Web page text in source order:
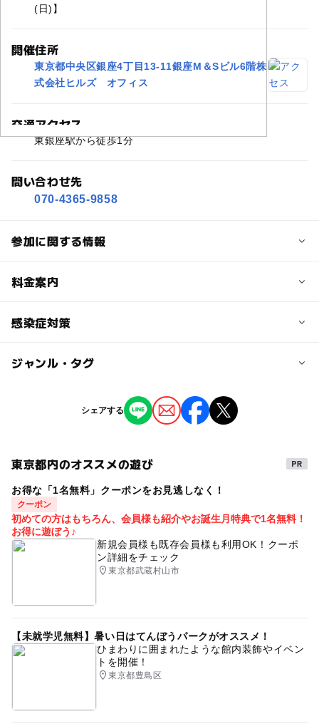
(日)】
開催住所
東京都中央区銀座4丁目13-11銀座M＆Sビル6階株
式会社ヒルズ オフィス
交通アクセス
東銀座駅から徒歩1分
問い合わせ先
070-4365-9858
参加に関する情報
定員
3歳･4歳･5歳･6歳(幼児)
注意・制限事項
【注意事項】
・申し込み時にご登録いただいた情報は本イベントのご連
絡に必要な範囲、及び関連するイベントの告知で運営事務
局内で使用させていただきます。
・申込み＝予約完了ではありません。ご参加は抽選で確定
よりメールにてご連絡をいたします。
・子育て費用相談を伴うFammイベントへの参加は1家族
様1回限りです。過去、子育て費用相談を伴うFammのイ
ベントに参加されたことがある方は参加をお断りさせてい
・保険会社/保険代理店に勤務している方やパートナーが勤
料金案内
子供の料金
感染症対策
【感染症対策の配慮について】
時間でお客様の受付を行い撮影をする、写真館・スタジオ
と同じような体験となります。
・会場には2~3家族程度のお客様が異なるブースにいる
ではありません。
ます。
・会場では、場内の除菌・換気、スタッフ及び来場者へ
の手洗いうがいやマスク着用の促進を行うなど、感染症の
予防対策に努めております。
ジャンル・タグ
タグ
撮影会 撮影 カメラ カメラマン
子どもと写真 フォト プロ 無料 イベント
室内 着ぐるみ
シェアする
東京都内のオススメの遊び
お得な「1名無料」クーポンをお見逃しなく！
クーポン
初めての方はもちろん、会員様も紹介やお誕生月特典で1名無料！
お得に遊ぼう♪
新規会員様も既存会員様も利用OK！クーポ
ン詳細をチェック
東京都武蔵村山市
【未就学児無料】暑い日はてんぼうパークがオススメ！
ひまわりに囲まれたような館内装飾やイベン
トを開催！
東京都豊島区